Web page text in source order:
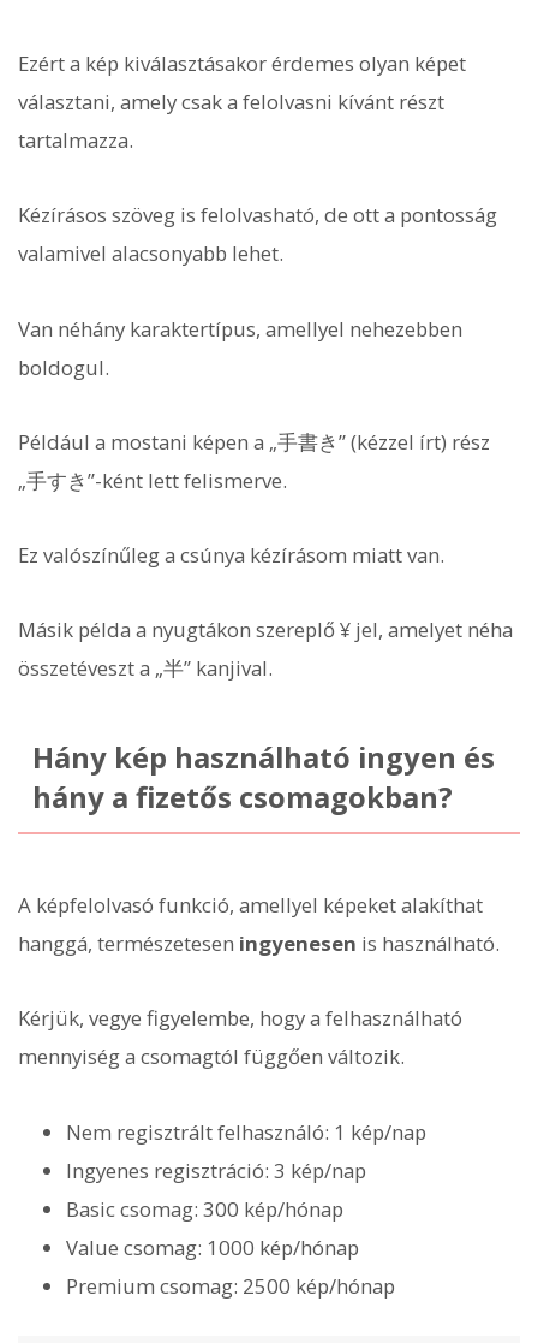
Ezért a kép kiválasztásakor érdemes olyan képet
választani, amely csak a felolvasni kívánt részt
tartalmazza.
Kézírásos szöveg is felolvasható, de ott a pontosság
valamivel alacsonyabb lehet.
Van néhány karaktertípus, amellyel nehezebben
boldogul.
Például a mostani képen a „手書き” (kézzel írt) rész
„手すき”-ként lett felismerve.
Ez valószínűleg a csúnya kézírásom miatt van.
Másik példa a nyugtákon szereplő ¥ jel, amelyet néha
összetéveszt a „半” kanjival.
Hány kép használható ingyen és
hány a fizetős csomagokban?
A képfelolvasó funkció, amellyel képeket alakíthat
hanggá, természetesen ingyenesen is használható.
Kérjük, vegye figyelembe, hogy a felhasználható
mennyiség a csomagtól függően változik.
Nem regisztrált felhasználó: 1 kép/nap
Ingyenes regisztráció: 3 kép/nap
Basic csomag: 300 kép/hónap
Value csomag: 1000 kép/hónap
Premium csomag: 2500 kép/hónap